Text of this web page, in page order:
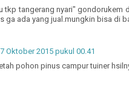
tkp tangerang nyari" gondorukem
ga ada yang jual.mungkin bisa di
Oktober 2015 pukul 00.41
pohon pinus campur tuiner